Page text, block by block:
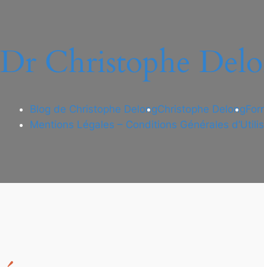
Dr Christophe
Blog de Christophe DelongChristophe Delong
Mentions Légales – Conditions Générales